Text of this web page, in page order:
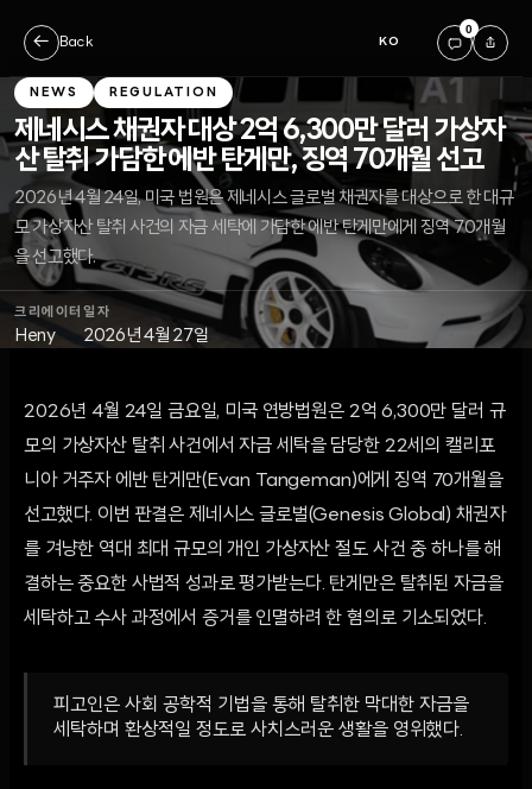
← Back KO
0
NEWS REGULATION
제네시스 채권자 대상 2억 6,300만 달러 가상자
산 탈취 가담한 에반 탄게만, 징역 70개월 선고
2026년 4월 24일, 미국 법원은 제네시스 글로벌 채권자를 대상으로 한 대규
모 가상자산 탈취 사건의 자금 세탁에 가담한 에반 탄게만에게 징역 70개월
을 선고했다.
크리에이터
Heny
일자
2026년 4월 27일
2026년 4월 24일 금요일, 미국 연방법원은 2억 6,300만 달러 규
모의 가상자산 탈취 사건에서 자금 세탁을 담당한 22세의 캘리포
니아 거주자 에반 탄게만(Evan Tangeman)에게 징역 70개월을
선고했다. 이번 판결은 제네시스 글로벌(Genesis Global) 채권자
를 겨냥한 역대 최대 규모의 개인 가상자산 절도 사건 중 하나를 해
결하는 중요한 사법적 성과로 평가받는다. 탄게만은 탈취된 자금을
세탁하고 수사 과정에서 증거를 인멸하려 한 혐의로 기소되었다.
피고인은 사회 공학적 기법을 통해 탈취한 막대한 자금을
세탁하며 환상적일 정도로 사치스러운 생활을 영위했다.